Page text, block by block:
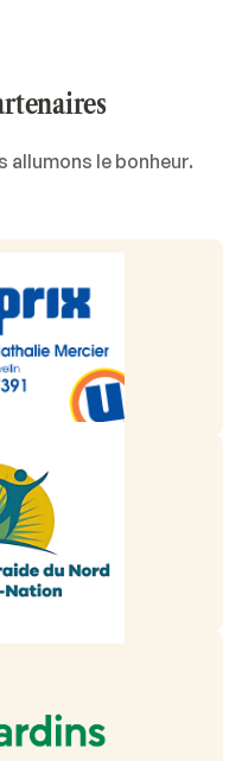
allumons le bonheur.